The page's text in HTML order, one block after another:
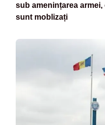
sub amenințarea
sunt moblizați